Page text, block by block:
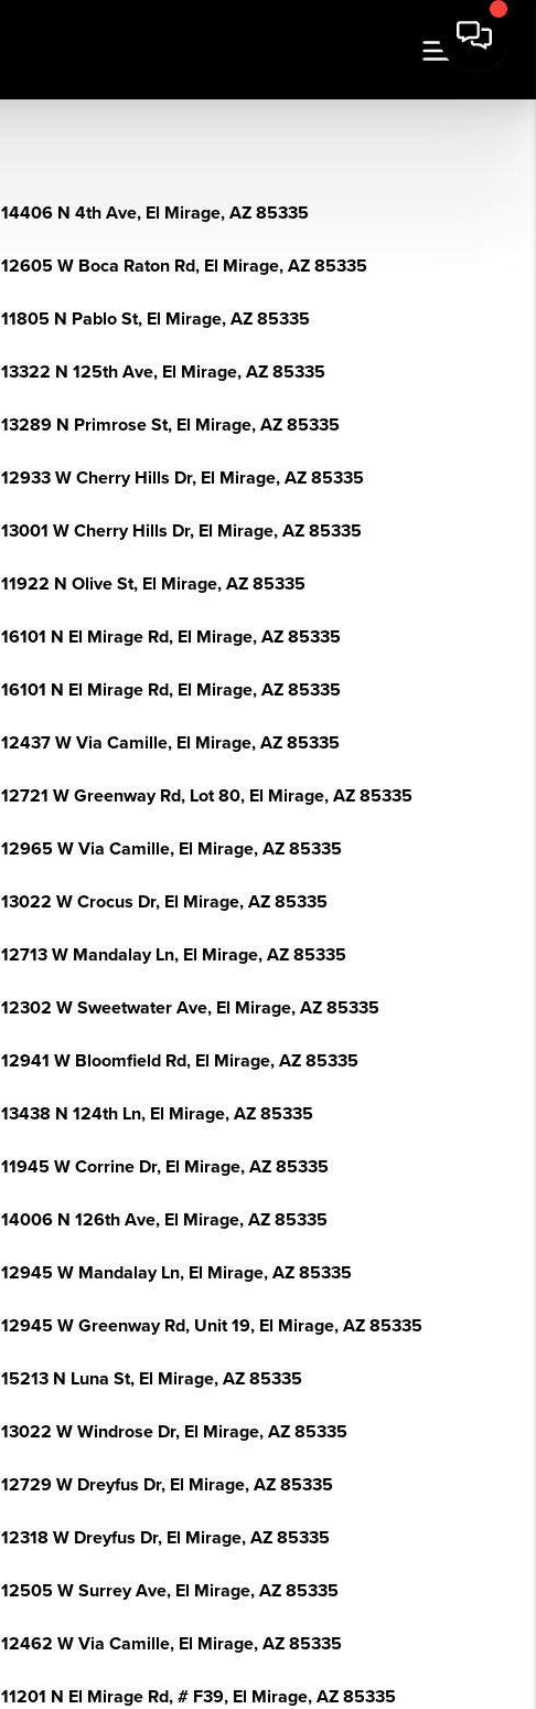
14406 N 4th Ave, El Mirage, AZ 85335
12605 W Boca Raton Rd, El Mirage, AZ 85335
11805 N Pablo St, El Mirage, AZ 85335
13322 N 125th Ave, El Mirage, AZ 85335
13289 N Primrose St, El Mirage, AZ 85335
12933 W Cherry Hills Dr, El Mirage, AZ 85335
13001 W Cherry Hills Dr, El Mirage, AZ 85335
11922 N Olive St, El Mirage, AZ 85335
16101 N El Mirage Rd, El Mirage, AZ 85335
16101 N El Mirage Rd, El Mirage, AZ 85335
12437 W Via Camille, El Mirage, AZ 85335
12721 W Greenway Rd, Lot 80, El Mirage, AZ 85335
12965 W Via Camille, El Mirage, AZ 85335
13022 W Crocus Dr, El Mirage, AZ 85335
12713 W Mandalay Ln, El Mirage, AZ 85335
12302 W Sweetwater Ave, El Mirage, AZ 85335
12941 W Bloomfield Rd, El Mirage, AZ 85335
13438 N 124th Ln, El Mirage, AZ 85335
11945 W Corrine Dr, El Mirage, AZ 85335
14006 N 126th Ave, El Mirage, AZ 85335
12945 W Mandalay Ln, El Mirage, AZ 85335
12945 W Greenway Rd, Unit 19, El Mirage, AZ 85335
15213 N Luna St, El Mirage, AZ 85335
13022 W Windrose Dr, El Mirage, AZ 85335
12729 W Dreyfus Dr, El Mirage, AZ 85335
12318 W Dreyfus Dr, El Mirage, AZ 85335
12505 W Surrey Ave, El Mirage, AZ 85335
12462 W Via Camille, El Mirage, AZ 85335
11201 N El Mirage Rd, # F39, El Mirage, AZ 85335